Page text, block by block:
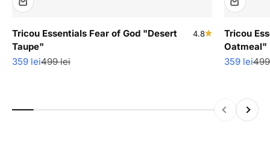
Tricou Essentials Fear of God "Desert
Taupe"
4.8
Pret redus
359 leiPret normal
499 lei
Tricou
Oatmeal"
Pret redus
359 lei
InapoiInainte